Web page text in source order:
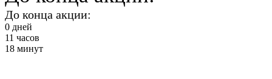
До конца акции:
0 дней
11 часов
18 минут